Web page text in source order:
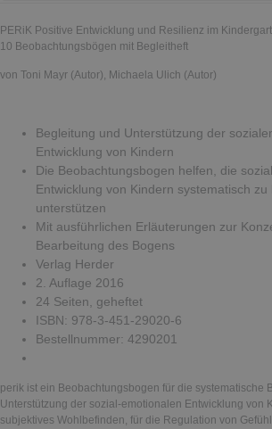
PERiK Positive Entwicklung und Resilienz im
10 Beobachtungsbögen mit Begleitheft
von Toni Mayr (Autor), Michaela Ulich (Autor)
Begleitung und Unterstützung der
Entwicklung von Kindern
Die Beobachtungsbogen helfen, die
Entwicklung von Kindern systematisch
unterstützen
Mit ausführlichen Erläuterungen zur
Bearbeitung des Bogens
Verlag Herder
2. Auflage 2016
24 Seiten, geheftet
ISBN: 978-3-451-29020-6
Bestellnummer: 4290201
perik ist ein Beobachtungsbogen für die systematische
Unterstützung der sozial-emotionalen Entwicklung von
subjektives Wohlbefinden, für die Regulation von